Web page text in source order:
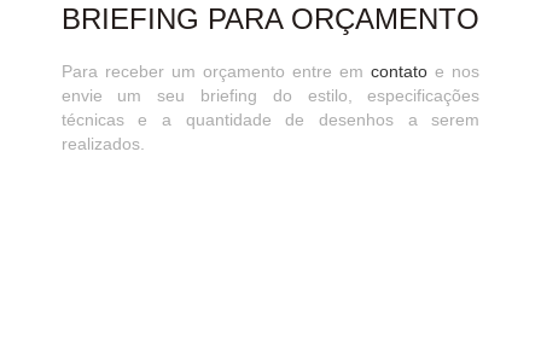
BRIEFING PARA ORÇAMENTO
Para receber um orçamento entre emcontato e nos
envie um seu briefing do estilo, especificações
técnicas e a quantidade de desenhos a serem
realizados.